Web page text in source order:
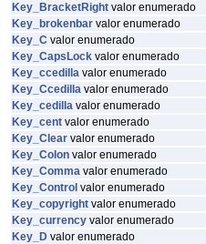
Key_BracketRight valor enumerado
Key_brokenbar valor enumerado
Key_C valor enumerado
Key_CapsLock valor enumerado
Key_ccedilla valor enumerado
Key_Ccedilla valor enumerado
Key_cedilla valor enumerado
Key_cent valor enumerado
Key_Clear valor enumerado
Key_Colon valor enumerado
Key_Comma valor enumerado
Key_Control valor enumerado
Key_copyright valor enumerado
Key_currency valor enumerado
Key_D valor enumerado